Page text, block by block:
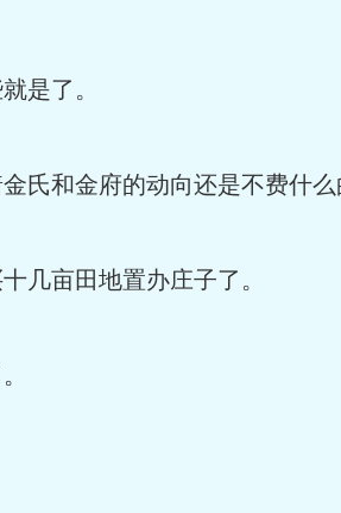
是了。
氏和金府的动向还是不费什
几亩田地置办庄子了。